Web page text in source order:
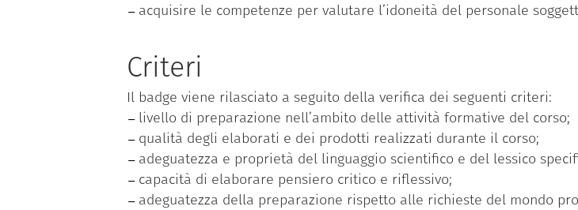
acquisire le competenze per valutare l’idoneità del personale
Criteri
Il badge viene rilasciato a seguito della verifica dei seguenti criteri:
livello di preparazione nell’ambito delle attività formative del corso;
qualità degli elaborati e dei prodotti realizzati durante il corso;
adeguatezza e proprietà del linguaggio scientifico e del lessico
capacità di elaborare pensiero critico e riflessivo;
adeguatezza della preparazione rispetto alle richieste del mondo